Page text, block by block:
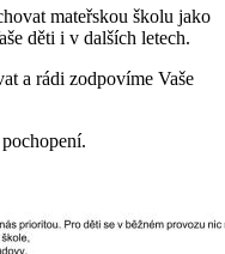
mateřskou školu jako
děti i v dalších letech.
a rádi zodpovíme Vaše